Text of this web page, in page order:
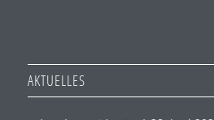
AKTUELLES